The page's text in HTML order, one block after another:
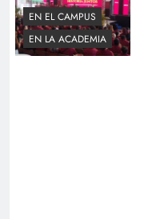
EN EL CAMPUS
EN LA ACADEMIA